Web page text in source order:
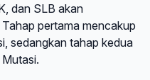
dan SLB akan
pertama mencakup
sedangkan tahap kedua